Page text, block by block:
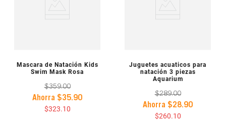
VISTA PREVIA
Mascara de Natación Kids
Swim Mask Rosa
$359.00
Ahorra $35.90
$323.10
VISTA PREVIA
Juguetes acuaticos para
natación 3 piezas
Aquarium
$289.00
Ahorra $28.90
$260.10